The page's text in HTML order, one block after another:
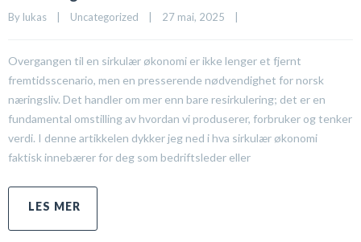
By lukas Uncategorized 27 mai, 2025
Overgangen til en sirkulær økonomi er ikke lenger et fjernt
fremtidsscenario, men en presserende nødvendighet for norsk
næringsliv. Det handler om mer enn bare resirkulering; det er en
fundamental omstilling av hvordan vi produserer, forbruker og tenker
verdi. I denne artikkelen dykker jeg ned i hva sirkulær økonomi
faktisk innebærer for deg som bedriftsleder eller